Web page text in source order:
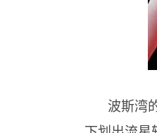
波斯湾